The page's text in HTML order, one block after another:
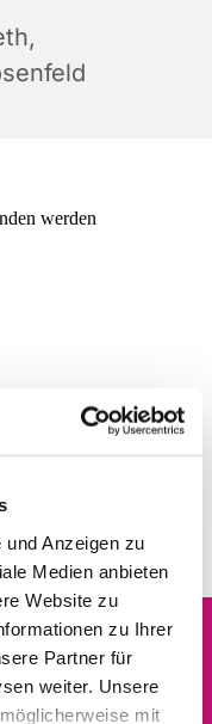
Anzeigen zu
Medien anbieten
Website zu
zu Ihrer
Partner für
weiter. Unsere
mit
auch